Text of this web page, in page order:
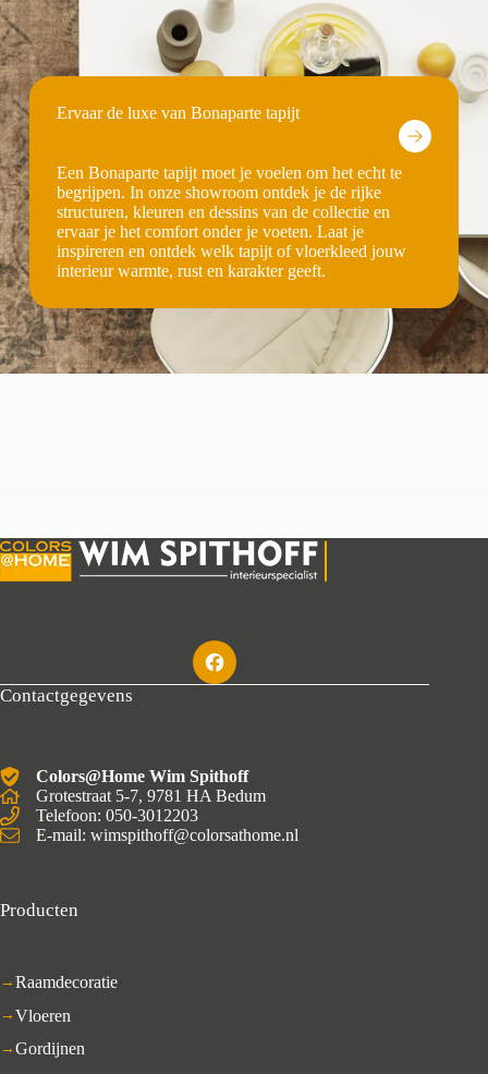
Ervaar de luxe van Bonaparte tapijt
Een Bonaparte tapijt moet je voelen om het echt te
begrijpen. In onze showroom ontdek je de rijke
structuren, kleuren en dessins van de collectie en
ervaar je het comfort onder je voeten. Laat je
inspireren en ontdek welk tapijt of vloerkleed jouw
interieur warmte, rust en karakter geeft.
Contactgegevens
Colors@Home Wim Spithoff
Grotestraat 5-7, 9781 HA Bedum
Telefoon: 050-3012203
E-mail: wimspithoff@colorsathome.nl
Producten
Raamdecoratie
Vloeren
Gordijnen